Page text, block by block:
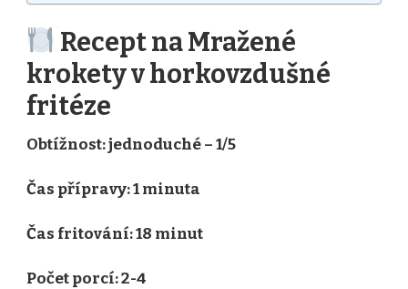
Recept na Mražené
krokety v horkovzdušné
fritéze
Obtížnost: jednoduché – 1/5
Čas přípravy: 1 minuta
Čas fritování: 18 minut
Počet porcí: 2-4